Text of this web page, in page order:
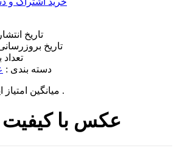
تاریخ
تاریخ
تعداد
دسته بندی :
میانگین است .
عکس با کیفیت